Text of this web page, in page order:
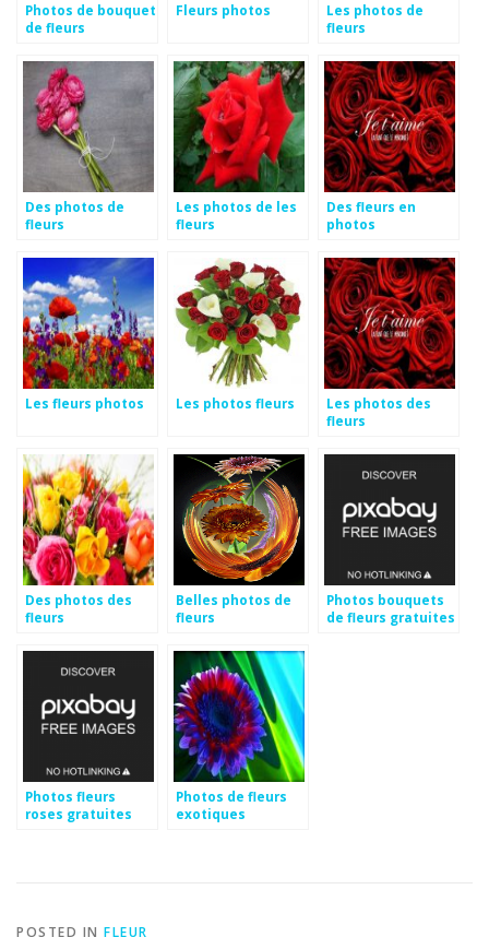
Photos de bouquet
de fleurs
Fleurs photos
Les photos de
fleurs
Des photos de
fleurs
Les photos de les
fleurs
Des fleurs en
photos
Les fleurs photos Les photos fleurs
Les photos des
fleurs
Des photos des
fleurs
Belles photos de
fleurs
Photos bouquets
de fleurs gratuites
Photos fleurs
roses gratuites
Photos de fleurs
exotiques
POSTED IN FLEUR